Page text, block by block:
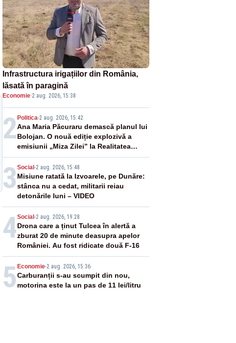
Infrastructura irigațiilor din România,
lăsată în paragină
Economie·2 aug. 2026, 15:38
2Politica-2 aug. 2026, 15:42
Ana Maria Păcuraru demască planul lui
Bolojan. O nouă ediție explozivă a
emisiunii „Miza Zilei” la Realitatea
PLUS
3 Social-2 aug. 2026, 15:48
Misiune ratată la Izvoarele, pe Dunăre:
stânca nu a cedat, militarii reiau
detonările luni – VIDEO
4Social-2 aug. 2026, 19:28
Drona care a ținut Tulcea în alertă a
zburat 20 de minute deasupra apelor
României. Au fost ridicate două F-16
5 Economie-2 aug. 2026, 15:36
Carburanții s-au scumpit din nou,
motorina este la un pas de 11 lei/litru